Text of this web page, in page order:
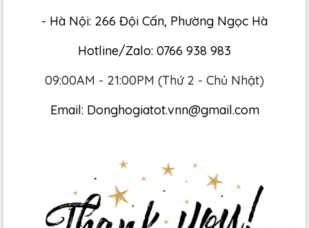
- Hà Nội: 266 Đội Cấn, Phường Ngọc Hà
Hotline/Zalo: 0766 938 983
09:00AM - 21:00PM (Thứ 2 - Chủ Nhật)
Email: Donghogiatot.vnn@gmail.com